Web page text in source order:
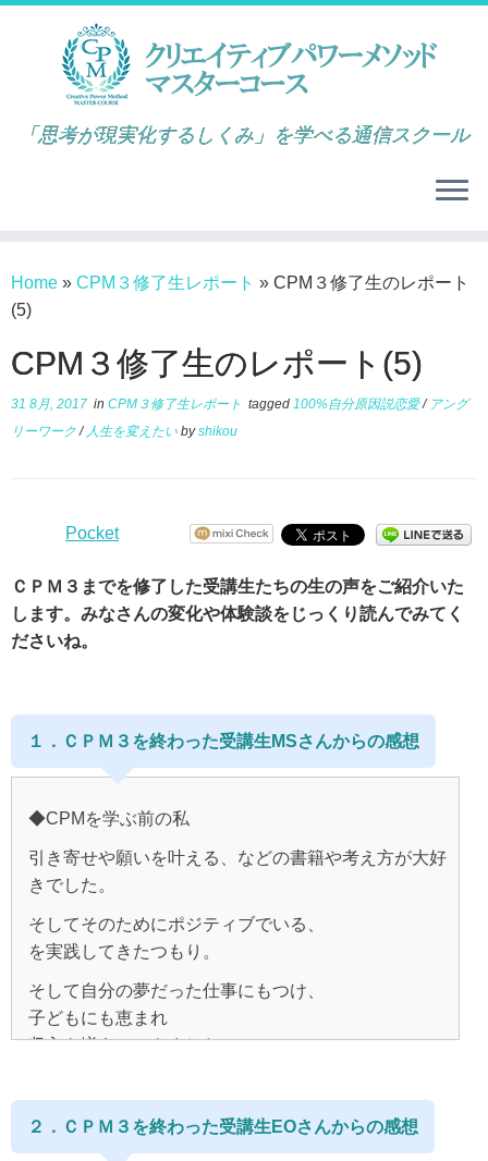
「思考が現実化するしくみ」を学べる通信スクール
Home » CPM３修了生レポート » CPM３修了生のレポート
(5)
CPM３修了生のレポート(5)
31 8月, 2017 in CPM３修了生レポート tagged 100%自分原因説恋愛/ アング
リーワーク/ 人生を変えたい byshikou
Pocket
ＣＰＭ３までを修了した受講生たちの生の声をご紹介いた
します。みなさんの変化や体験談をじっくり読んでみてく
ださいね。
１．ＣＰＭ３を終わった受講生MSさんからの感想
◆CPMを学ぶ前の私
引き寄せや願いを叶える、などの書籍や考え方が大好
きでした。
そしてそのためにポジティブでいる、
を実践してきたつもり。
そして自分の夢だった仕事にもつけ、
子どもにも恵まれ
収入も増えていきました。
仕事も私より他の人が認められてすごい、と感じる出
来事ばかり。
２．ＣＰＭ３を終わった受講生EOさんからの感想